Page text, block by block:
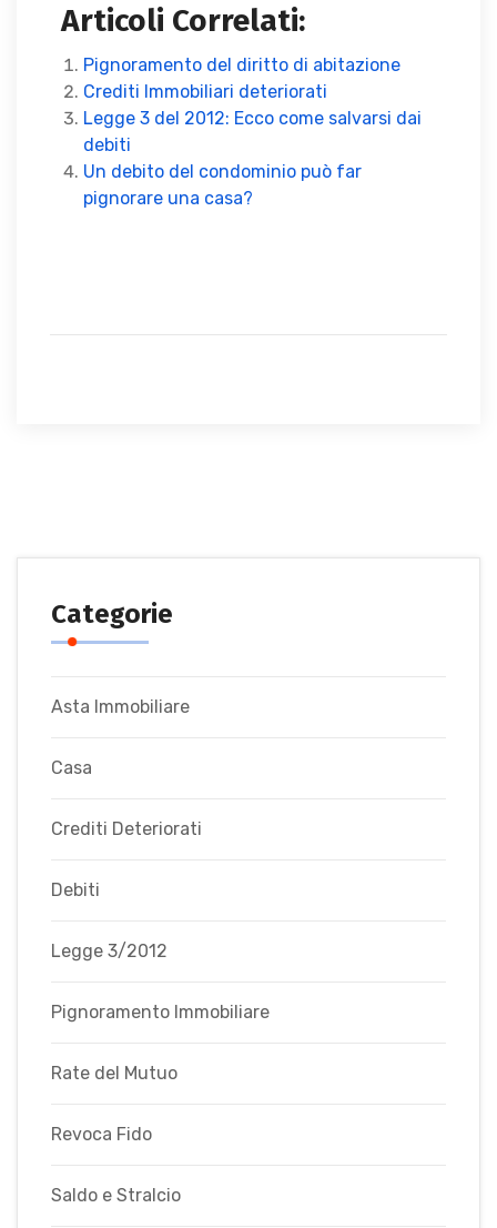
Articoli Correlati:
Pignoramento del diritto di abitazione
Crediti Immobiliari deteriorati
Legge 3 del 2012: Ecco come salvarsi dai
debiti
Un debito del condominio può far
pignorare una casa?
Categorie
Asta Immobiliare
Casa
Crediti Deteriorati
Debiti
Legge 3/2012
Pignoramento Immobiliare
Rate del Mutuo
Revoca Fido
Saldo e Stralcio